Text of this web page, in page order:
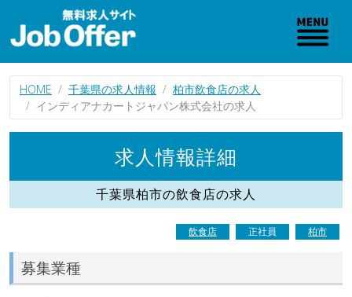
HOME 千葉県の求人情報
柏市飲食店の求人
インディアナカートジャパン株式会社の求人
求人情報詳細
千葉県柏市の飲食店の求人
飲食店 正社員 柏市
募集業種